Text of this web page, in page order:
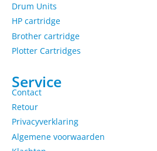
Drum Units
HP cartridge
Brother cartridge
Plotter Cartridges
Service
Contact
Retour
Privacyverklaring
Algemene voorwaarden